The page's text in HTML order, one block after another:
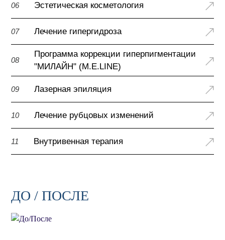
06 Эстетическая косметология
07 Лечение гипергидроза
08
Программа коррекции гиперпигментации
"МИЛАЙН" (M.E.LINE)
09 Лазерная эпиляция
10 Лечение рубцовых изменений
11 Внутривенная терапия
ДО / ПОСЛЕ